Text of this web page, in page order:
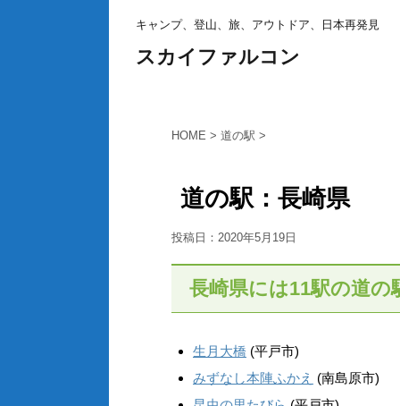
キャンプ、登山、旅、アウトドア、日本再発見
スカイファルコン
HOME > 道の駅 >
道の駅：長崎県
投稿日： 2020年5月19日
長崎県には11駅の道の
生月大橋 (平戸市)
みずなし本陣ふかえ (南島原市)